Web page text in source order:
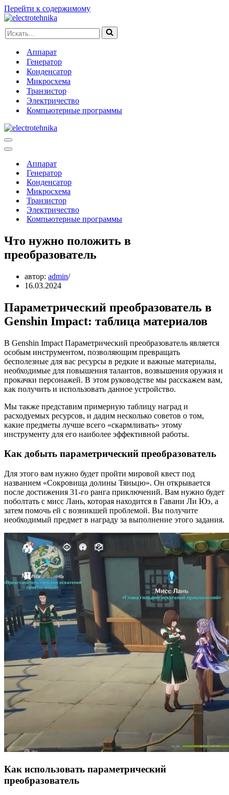
Перейти к содержимому
Искать...
Аппарат
Генератор
Конденсатор
Микросхема
Транзистор
Электричество
Компьютерные программы
Меню
навигации
Меню
навигацииАппарат
Генератор
Конденсатор
Микросхема
Транзистор
Электричество
Компьютерные программы
Что нужно положить в
преобразователь
автор: admin
16.03.2024
Параметрический преобразователь в
Genshin Impact: таблица материалов
В Genshin Impact Параметрический преобразователь является
особым инструментом, позволяющим превращать
бесполезные для вас ресурсы в редкие и важные материалы,
необходимые для повышения талантов, возвышения оружия и
прокачки персонажей. В этом руководстве мы расскажем вам,
как получить и использовать данное устройство.
Мы также представим примерную таблицу наград и
расходуемых ресурсов, и дадим несколько советов о том,
какие предметы лучше всего «скармливать» этому
инструменту для его наиболее эффективной работы.
Как добыть параметрический преобразователь
Для этого вам нужно будет пройти мировой квест под
названием «Сокровища долины Тяньцю». Он открывается
после достижения 31-го ранга приключений. Вам нужно будет
поболтать с мисс Лань, которая находится в Гавани Ли Юэ, а
затем помочь ей с возникшей проблемой. Вы получите
необходимый предмет в награду за выполнение этого задания.
Как использовать параметрический
преобразователь